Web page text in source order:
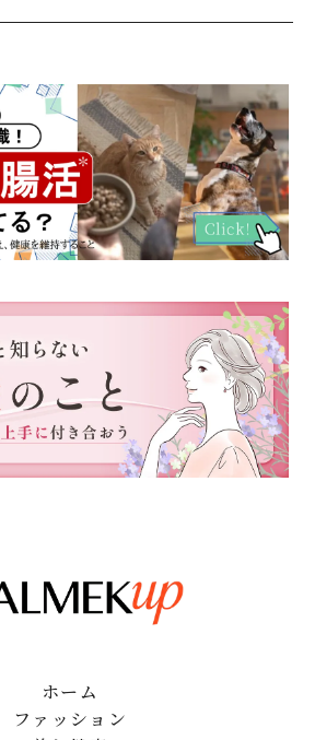
ホーム
ファッション